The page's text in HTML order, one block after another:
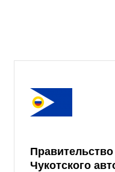
Правительство
Чукотского